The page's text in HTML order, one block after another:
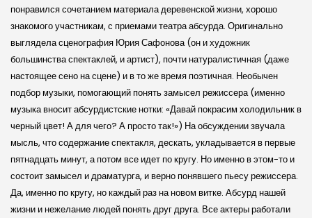
понравился сочетанием материала деревен­ской жизни, хорошо
знакомого участникам, с приемами театра абсурда. Оригинально
выглядела сценография Юрия Сафонова (он и художник
большинства спектаклей, и артист), почти натуралистичная (даже
настоящее сено на сцене) и в то же время поэтичная. Необычен
подбор музыки, помогающий понять замысел режиссера (именно
музыка вносит абсурдист­ские нотки: «Давай покрасим холодильник в
черный цвет! А для чего? А просто так!») На обсуждении звучала
мысль, что содержание спектакля, дескать, укладывается в первые
пятнадцать минут, а потом все идет по кругу. Но именно в этом-то и
состоит замысел и драматурга, и верно понявшего пьесу режиссера.
Да, именно по кругу, но каждый раз на новом витке. Абсурд нашей
жизни и нежелание людей понять друг друга. Все актеры работали